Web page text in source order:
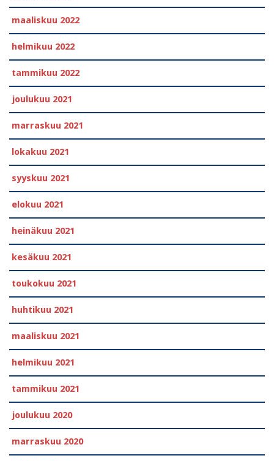
maaliskuu 2022
helmikuu 2022
tammikuu 2022
joulukuu 2021
marraskuu 2021
lokakuu 2021
syyskuu 2021
elokuu 2021
heinäkuu 2021
kesäkuu 2021
toukokuu 2021
huhtikuu 2021
maaliskuu 2021
helmikuu 2021
tammikuu 2021
joulukuu 2020
marraskuu 2020